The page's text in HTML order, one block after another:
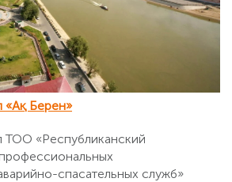
«Ақ Берен»
ТОО «Республиканский
спасательных служб»